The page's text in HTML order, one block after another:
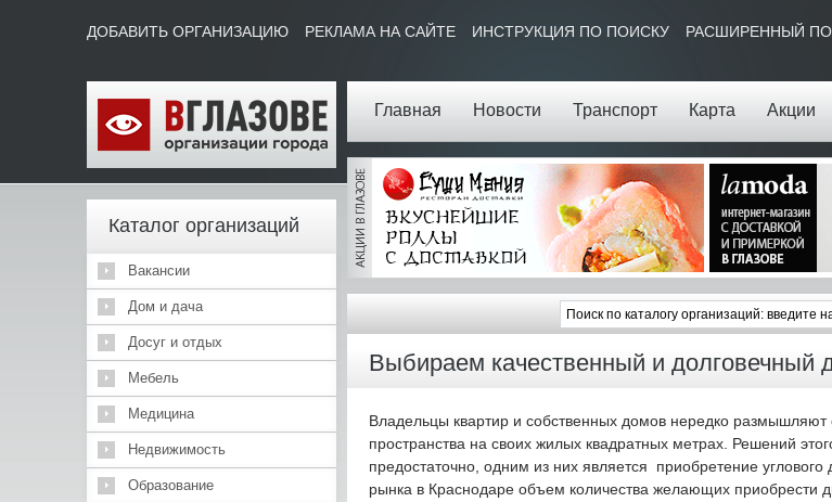
Главная Новости Транспорт Карта Акции
ДОБАВИТЬ ОРГАНИЗАЦИЮ РЕКЛАМА НА САЙТЕ ИНСТРУКЦИЯ ПО ПОИСКУ РАСШИРЕННЫЙ
Каталог организаций
Вакансии
Дом и дача
Досуг и отдых
Мебель
Медицина
Недвижимость
Образование
Выбираем качественный и долговечный
Владельцы квартир и собственных домов нередко размышляют
пространства на своих жилых квадратных метрах. Решений
предостаточно, одним из них является приобретение углового
рынка в Краснодаре объем количества желающих приобрести